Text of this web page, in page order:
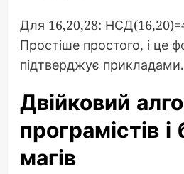
Для 16,20,28:
Простіше простого, і це
підтверджує прикладами.
Двійковий
програмістів і
магів